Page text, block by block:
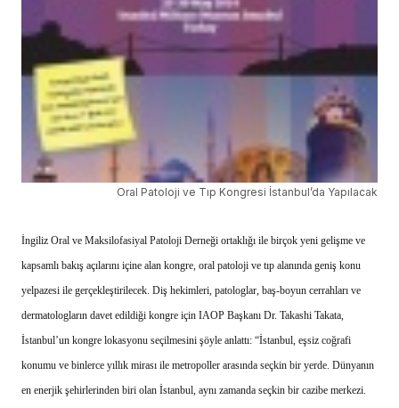
Oral Patoloji ve Tıp Kongresi İstanbul’da Yapılacak
İngiliz Oral ve Maksilofasiyal Patoloji Derneği ortaklığı ile birçok yeni gelişme ve
kapsamlı bakış açılarını içine alan kongre, oral patoloji ve tıp alanında geniş konu
yelpazesi ile gerçekleştirilecek. Diş hekimleri, patologlar, baş-boyun cerrahları ve
dermatologların davet edildiği kongre için IAOP Başkanı Dr. Takashi Takata,
İstanbul’un kongre lokasyonu seçilmesini şöyle anlattı: “İstanbul, eşsiz coğrafi
konumu ve binlerce yıllık mirası ile metropoller arasında seçkin bir yerde. Dünyanın
en enerjik şehirlerinden biri olan İstanbul, aynı zamanda seçkin bir cazibe merkezi.